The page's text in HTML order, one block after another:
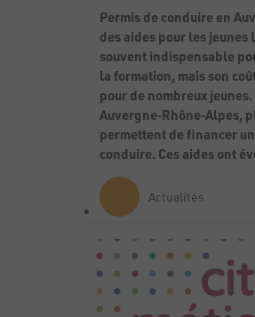
Permis de conduire en
des aides pour les jeunes
souvent indispensable
la formation, mais son
pour de nombreux jeunes.
Auvergne‑Rhône‑Alpes,
permettent de financer
conduire. Ces aides ont
Actualités